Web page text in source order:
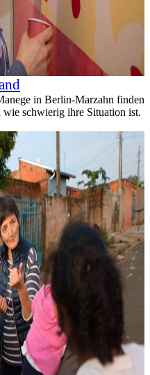
in Berlin-Marzahn finden
schwierig ihre Situation ist.